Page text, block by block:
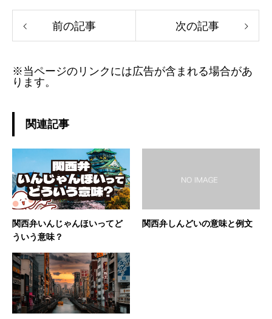
前の記事 次の記事
※当ページのリンクには広告が含まれる場合があ
ります。
関連記事
関西弁いんじゃんほいってど
ういう意味？
関西弁しんどいの意味と例文